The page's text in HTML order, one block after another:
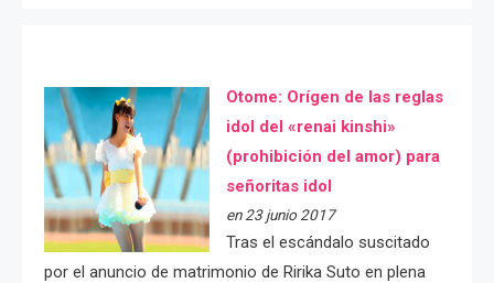
Otome: Orígen de las reglas
idol del «renai kinshi»
(prohibición del amor) para
señoritas idol
en 23 junio 2017
Tras el escándalo suscitado
por el anuncio de matrimonio de Ririka Suto en plena